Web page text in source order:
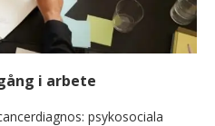
i arbete
psykosociala